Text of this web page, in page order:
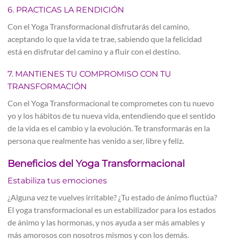
6. PRACTICAS LA RENDICIÓN
Con el Yoga Transformacional disfrutarás del camino,
aceptando lo que la vida te trae, sabiendo que la felicidad
está en disfrutar del camino y a fluir con el destino.
7. MANTIENES TU COMPROMISO CON TU
TRANSFORMACIÓN
Con el Yoga Transformacional te comprometes con tu nuevo
yo y los hábitos de tu nueva vida, entendiendo que el sentido
de la vida es el cambio y la evolución. Te transformarás en la
persona que realmente has venido a ser, libre y feliz.
Beneficios del Yoga Transformacional
Estabiliza tus emociones
¿Alguna vez te vuelves irritable? ¿Tu estado de ánimo fluctúa?
El yoga transformacional es un estabilizador para los estados
de ánimo y las hormonas, y nos ayuda a ser más amables y
más amorosos con nosotros mismos y con los demás.